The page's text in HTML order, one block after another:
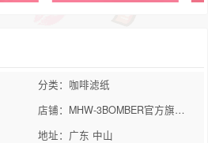
分类：咖啡滤纸
店铺：MHW-3BOMBER官方旗舰店
地址：广东 中山